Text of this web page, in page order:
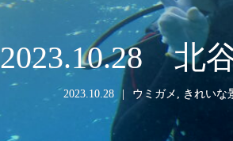
2023.10.28 北
2023.10.28 ウミガメ きれいな